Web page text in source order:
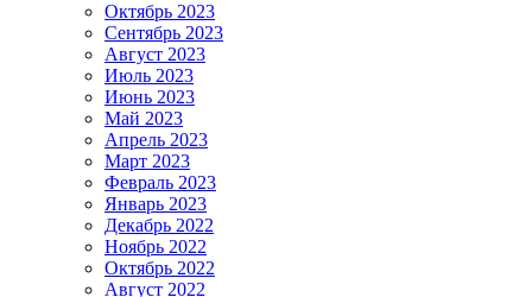
Октябрь 2023
Сентябрь 2023
Август 2023
Июль 2023
Июнь 2023
Май 2023
Апрель 2023
Март 2023
Февраль 2023
Январь 2023
Декабрь 2022
Ноябрь 2022
Октябрь 2022
Август 2022